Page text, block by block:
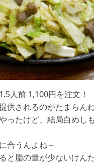
人前 1,100円を注文！
供されるのがたまらん
ったけど、結局白めし
合うんよね～
と脂の量が少ないけん